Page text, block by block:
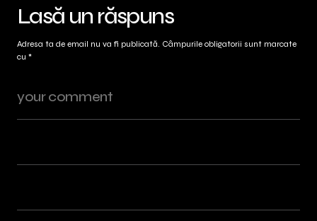
Lasă un răspuns
Adresa ta de email nu va fi publicată. Câmpurile obligatorii sunt marcate
cu *